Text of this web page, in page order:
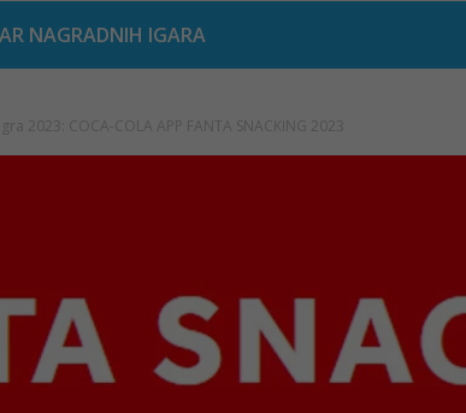
NAGRADNIH IGARA
2023: COCA-COLA APP FANTA SNACKING 2023